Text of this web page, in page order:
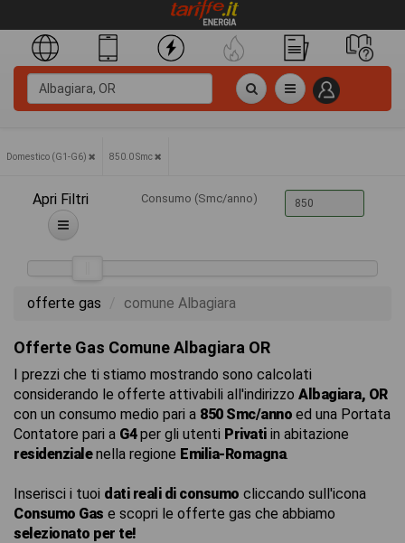
Domestico (G1-G6) 850.0 Smc
Apri Filtri Consumo (Smc/anno)
offerte gas comune Albagiara
Offerte Gas Comune Albagiara OR
I prezzi che ti stiamo mostrando sono calcolati
considerando le offerte attivabili all'indirizzo Albagiara, OR
con un consumo medio pari a 850 Smc/anno ed una Portata
Contatore pari a G4per gli utenti Privatiin abitazione
residenzialenella regione Emilia-Romagna.
Inserisci i tuoi dati reali di consumo cliccando sull'icona
Consumo Gas e scopri le offerte gas che abbiamo
selezionato per te!